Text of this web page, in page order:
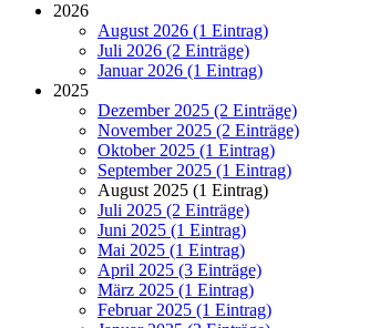
2026
August 2026 (1 Eintrag)
Juli 2026 (2 Einträge)
Januar 2026 (1 Eintrag)
2025
Dezember 2025 (2 Einträge)
November 2025 (2 Einträge)
Oktober 2025 (1 Eintrag)
September 2025 (1 Eintrag)
August 2025 (1 Eintrag)
Juli 2025 (2 Einträge)
Juni 2025 (1 Eintrag)
Mai 2025 (1 Eintrag)
April 2025 (3 Einträge)
März 2025 (1 Eintrag)
Februar 2025 (1 Eintrag)